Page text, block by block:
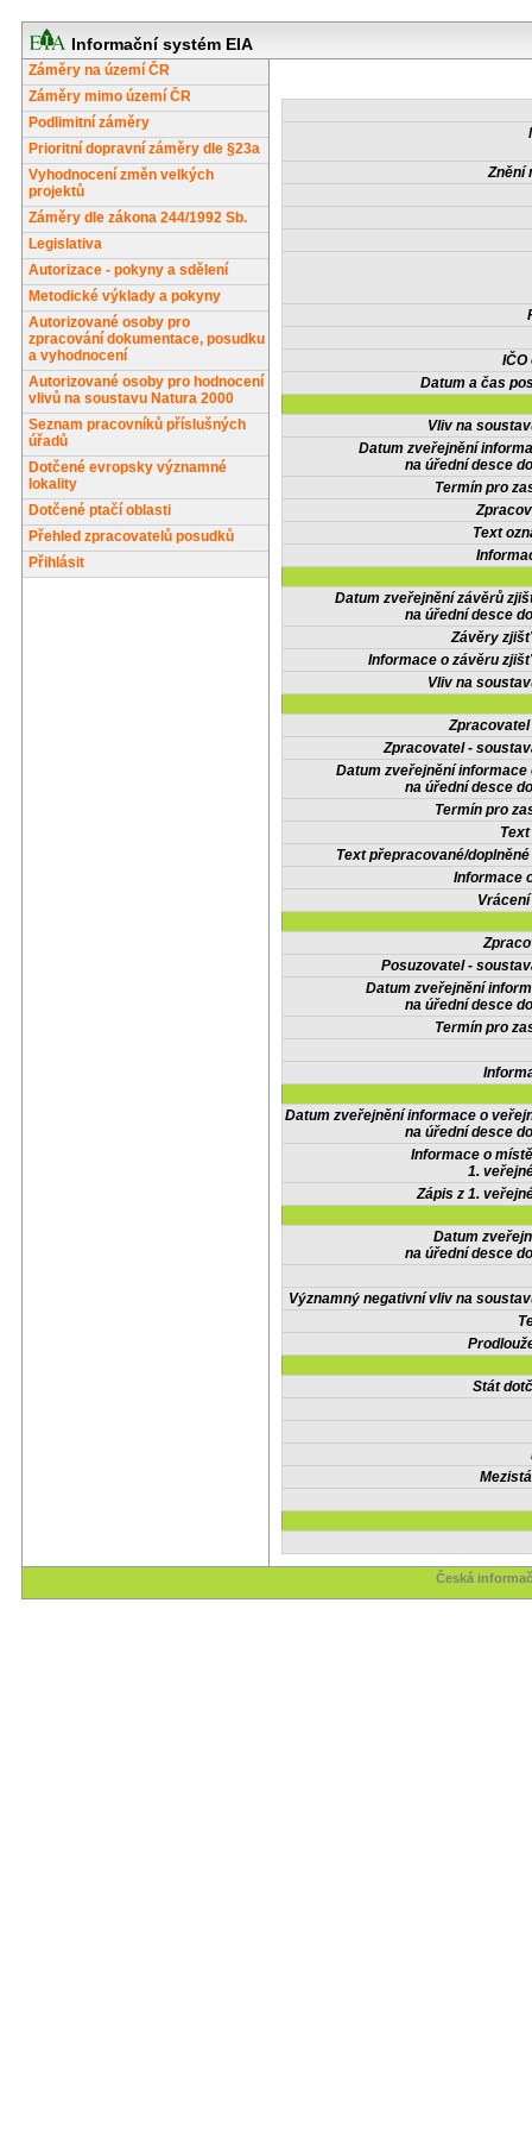
Informační systém EIA
Záměry na území ČR
Záměry mimo území ČR
Podlimitní záměry
Prioritní dopravní záměry dle §23a
Vyhodnocení změn velkých
projektů
Záměry dle zákona 244/1992 Sb.
Legislativa
Autorizace - pokyny a sdělení
Metodické výklady a pokyny
Autorizované osoby pro
zpracování dokumentace, posudku
a vyhodnocení
Autorizované osoby pro hodnocení
vlivů na soustavu Natura 2000
Seznam pracovníků příslušných
úřadů
Dotčené evropsky významné
lokality
Dotčené ptačí oblasti
Přehled zpracovatelů posudků
Přihlásit
Znění
IČO
Datum a čas
Vliv na
Datum zveřejnění
na úřední desce
Termín pro
Text
Datum zveřejnění závěrů
na úřední desce
Závěry
Informace o závěru
Vliv na
Zpracovatel -
Datum zveřejnění informace
na úřední desce
Termín pro
Text přepracované/
Informace
Posuzovatel -
Datum zveřejnění
na úřední desce
Termín pro
Datum zveřejnění informace o
na úřední desce
Informace o
1.
Zápis z 1.
Datum
na úřední desce
Významný negativní vliv na
Stát
Česká